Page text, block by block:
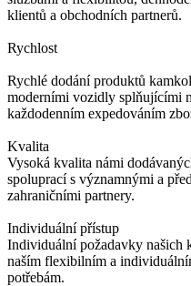
klientů a obchodních partnerů.
Rychlost
Rychlé dodání produktů
moderními vozidly splňujícími
každodenním expedováním
Kvalita
Vysoká kvalita námi
spoluprací s významnými a
zahraničními partnery.
Individuální přístup
Individuální požadavky našich
naším flexibilním a
potřebám.